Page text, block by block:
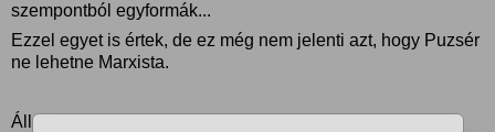
szempontból egyformák...
Ezzel egyet is értek, de ez még nem jelenti azt, hogy Puzsér
ne lehetne Marxista.
Állandóan prolizik és értelmiségizik, a prolikról pedig